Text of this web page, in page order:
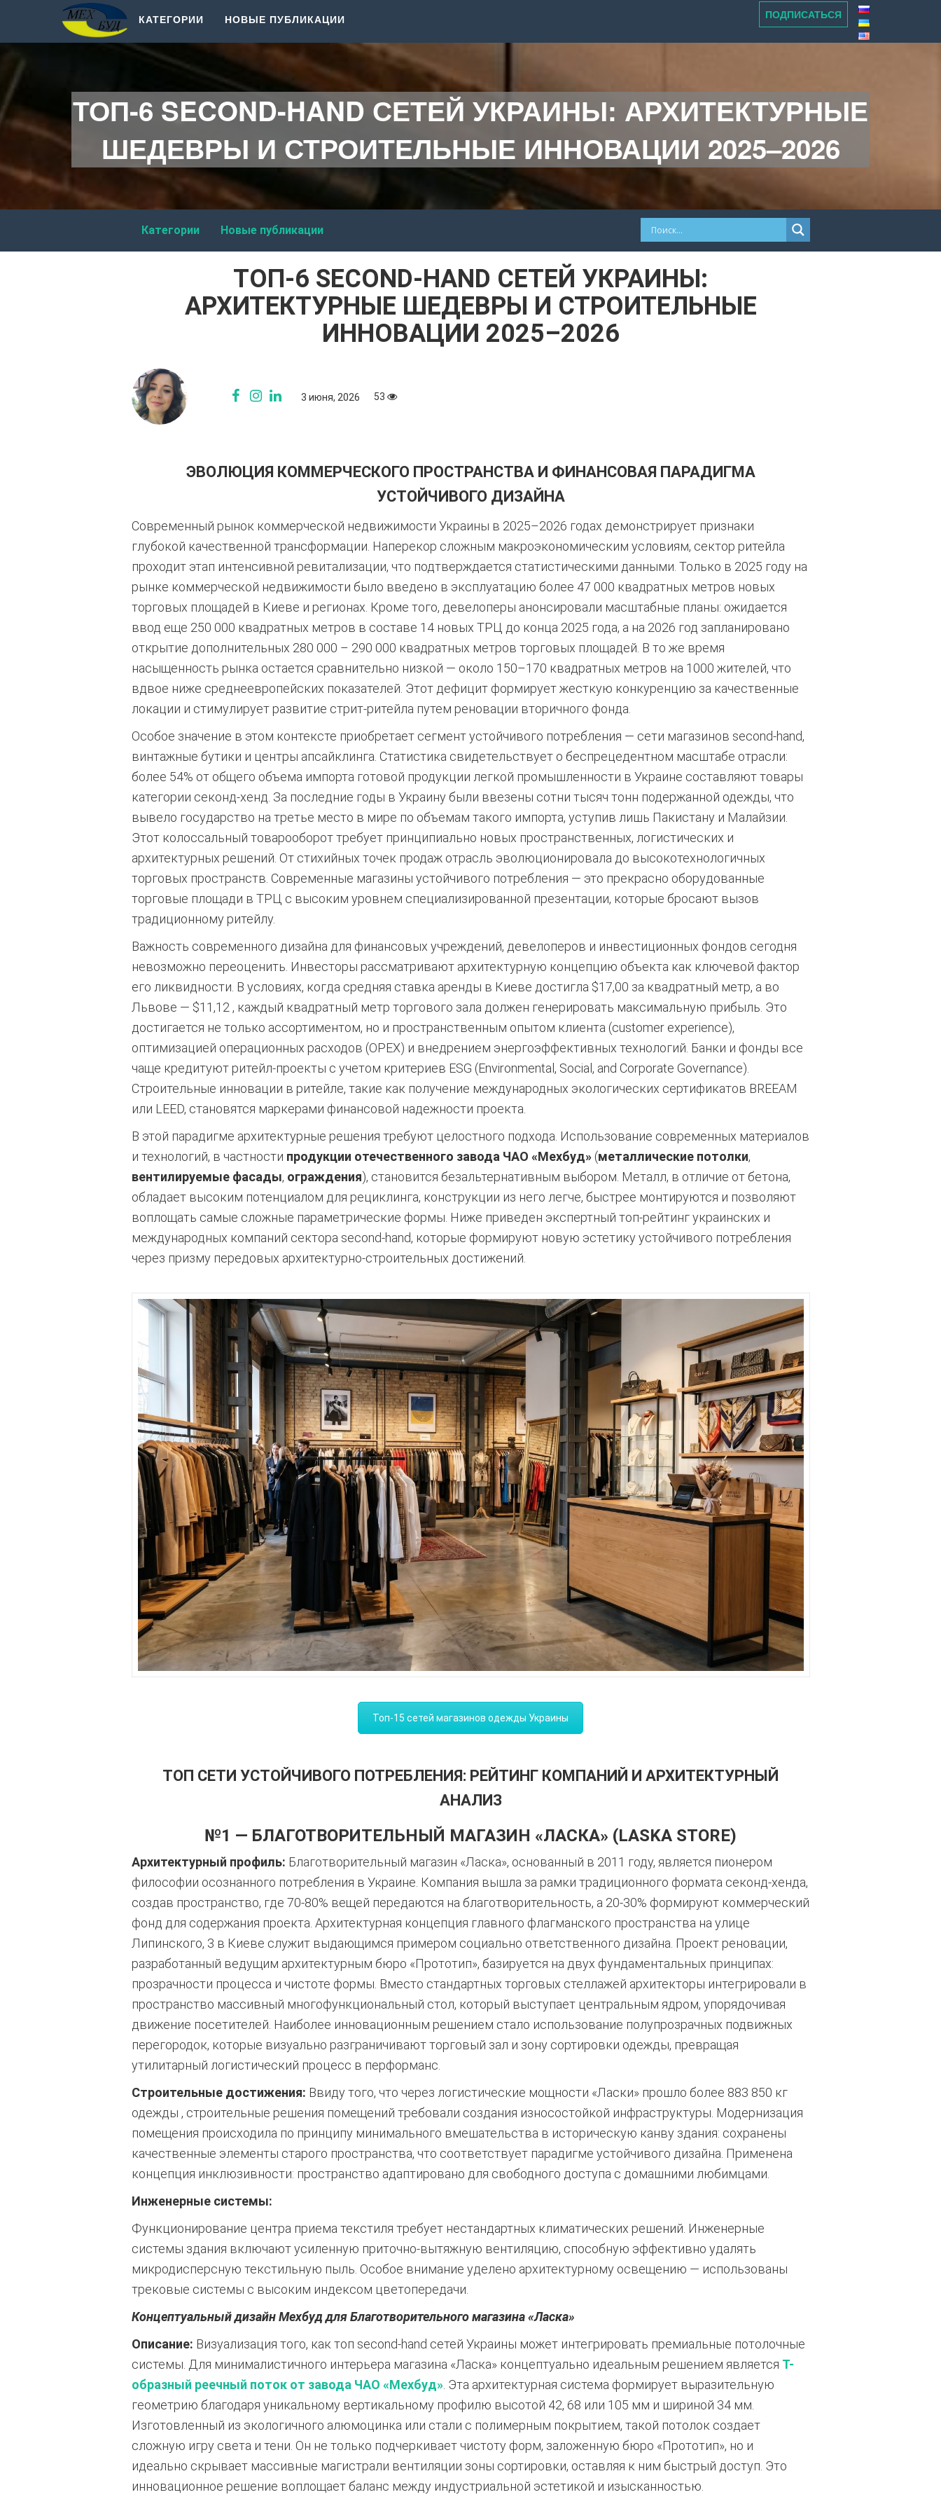
НОВЫЕ ПУБЛИКАЦИИ
КАТЕГОРИИ ПОДПИСАТЬСЯ
ТОП-6 SECOND-HAND СЕТЕЙ УКРАИНЫ: АРХИТЕКТУРНЫЕ
ШЕДЕВРЫ И СТРОИТЕЛЬНЫЕ ИННОВАЦИИ 2025–2026
Новые публикации
Категории
ТОП-6 SECOND-HAND СЕТЕЙ УКРАИНЫ:
АРХИТЕКТУРНЫЕ ШЕДЕВРЫ И СТРОИТЕЛЬНЫЕ
ИННОВАЦИИ 2025–2026
3 июня, 2026 53
ЭВОЛЮЦИЯ КОММЕРЧЕСКОГО ПРОСТРАНСТВА И ФИНАНСОВАЯ ПАРАДИГМА
УСТОЙЧИВОГО ДИЗАЙНА
Современный рынок коммерческой недвижимости Украины в 2025–2026 годах демонстрирует признаки
глубокой качественной трансформации. Наперекор сложным макроэкономическим условиям, сектор ритейла
проходит этап интенсивной ревитализации, что подтверждается статистическими данными. Только в 2025 году на
рынке коммерческой недвижимости было введено в эксплуатацию более 47 000 квадратных метров новых
торговых площадей в Киеве и регионах. Кроме того, девелоперы анонсировали масштабные планы: ожидается
ввод еще 250 000 квадратных метров в составе 14 новых ТРЦ до конца 2025 года, а на 2026 год запланировано
открытие дополнительных 280 000 – 290 000 квадратных метров торговых площадей. В то же время
насыщенность рынка остается сравнительно низкой — около 150–170 квадратных метров на 1000 жителей, что
вдвое ниже среднеевропейских показателей. Этот дефицит формирует жесткую конкуренцию за качественные
локации и стимулирует развитие стрит-ритейла путем реновации вторичного фонда.
Особое значение в этом контексте приобретает сегмент устойчивого потребления — сети магазинов second-hand,
винтажные бутики и центры апсайклинга. Статистика свидетельствует о беспрецедентном масштабе отрасли:
более 54% от общего объема импорта готовой продукции легкой промышленности в Украине составляют товары
категории секонд-хенд. За последние годы в Украину были ввезены сотни тысяч тонн подержанной одежды, что
вывело государство на третье место в мире по объемам такого импорта, уступив лишь Пакистану и Малайзии.
Этот колоссальный товарооборот требует принципиально новых пространственных, логистических и
архитектурных решений. От стихийных точек продаж отрасль эволюционировала до высокотехнологичных
торговых пространств. Современные магазины устойчивого потребления — это прекрасно оборудованные
торговые площади в ТРЦ с высоким уровнем специализированной презентации, которые бросают вызов
традиционному ритейлу.
Важность современного дизайна для финансовых учреждений, девелоперов и инвестиционных фондов сегодня
невозможно переоценить. Инвесторы рассматривают архитектурную концепцию объекта как ключевой фактор
его ликвидности. В условиях, когда средняя ставка аренды в Киеве достигла $17,00 за квадратный метр, а во
Львове — $11,12 , каждый квадратный метр торгового зала должен генерировать максимальную прибыль. Это
достигается не только ассортиментом, но и пространственным опытом клиента (customer experience),
оптимизацией операционных расходов (OPEX) и внедрением энергоэффективных технологий. Банки и фонды все
чаще кредитуют ритейл-проекты с учетом критериев ESG (Environmental, Social, and Corporate Governance).
Строительные инновации в ритейле, такие как получение международных экологических сертификатов BREEAM
или LEED, становятся маркерами финансовой надежности проекта.
В этой парадигме архитектурные решения требуют целостного подхода. Использование современных материалов
и технологий, в частности продукции отечественного завода ЧАО «Мехбуд»(металлические потолки,
вентилируемые фасады, ограждения), становится безальтернативным выбором. Металл, в отличие от бетона,
обладает высоким потенциалом для рециклинга, конструкции из него легче, быстрее монтируются и позволяют
воплощать самые сложные параметрические формы. Ниже приведен экспертный топ-рейтинг украинских и
международных компаний сектора second-hand, которые формируют новую эстетику устойчивого потребления
через призму передовых архитектурно-строительных достижений.
Топ-15 сетей магазинов одежды Украины
ТОП СЕТИ УСТОЙЧИВОГО ПОТРЕБЛЕНИЯ: РЕЙТИНГ КОМПАНИЙ И АРХИТЕКТУРНЫЙ
АНАЛИЗ
№1 — БЛАГОТВОРИТЕЛЬНЫЙ МАГАЗИН «ЛАСКА» (LASKA STORE)
Архитектурный профиль: Благотворительный магазин «Ласка», основанный в 2011 году, является пионером
философии осознанного потребления в Украине. Компания вышла за рамки традиционного формата секонд-хенда,
создав пространство, где 70-80% вещей передаются на благотворительность, а 20-30% формируют коммерческий
фонд для содержания проекта. Архитектурная концепция главного флагманского пространства на улице
Липинского, 3 в Киеве служит выдающимся примером социально ответственного дизайна. Проект реновации,
разработанный ведущим архитектурным бюро «Прототип», базируется на двух фундаментальных принципах:
прозрачности процесса и чистоте формы. Вместо стандартных торговых стеллажей архитекторы интегрировали в
пространство массивный многофункциональный стол, который выступает центральным ядром, упорядочивая
движение посетителей. Наиболее инновационным решением стало использование полупрозрачных подвижных
перегородок, которые визуально разграничивают торговый зал и зону сортировки одежды, превращая
утилитарный логистический процесс в перформанс.
Строительные достижения: Ввиду того, что через логистические мощности «Ласки» прошло более 883 850 кг
одежды , строительные решения помещений требовали создания износостойкой инфраструктуры. Модернизация
помещения происходила по принципу минимального вмешательства в историческую канву здания: сохранены
качественные элементы старого пространства, что соответствует парадигме устойчивого дизайна. Применена
концепция инклюзивности: пространство адаптировано для свободного доступа с домашними любимцами.
Инженерные системы:
Функционирование центра приема текстиля требует нестандартных климатических решений. Инженерные
системы здания включают усиленную приточно-вытяжную вентиляцию, способную эффективно удалять
микродисперсную текстильную пыль. Особое внимание уделено архитектурному освещению — использованы
трековые системы с высоким индексом цветопередачи.
Концептуальный дизайн Мехбуд для Благотворительного магазина «Ласка»
Описание: Визуализация того, как топ second-hand сетей Украины может интегрировать премиальные потолочные
системы. Для минималистичного интерьера магазина «Ласка» концептуально идеальным решением является Т-
образный реечный поток от завода ЧАО «Мехбуд». Эта архитектурная система формирует выразительную
геометрию благодаря уникальному вертикальному профилю высотой 42, 68 или 105 мм и шириной 34 мм.
Изготовленный из экологичного алюмоцинка или стали с полимерным покрытием, такой потолок создает
сложную игру света и тени. Он не только подчеркивает чистоту форм, заложенную бюро «Прототип», но и
идеально скрывает массивные магистрали вентиляции зоны сортировки, оставляя к ним быстрый доступ. Это
инновационное решение воплощает баланс между индустриальной эстетикой и изысканностью.